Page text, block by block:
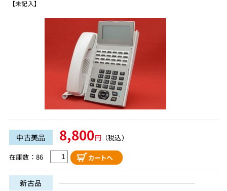
【未記入】
中古美品 8,800円 （税込）
在庫数：86
新古品